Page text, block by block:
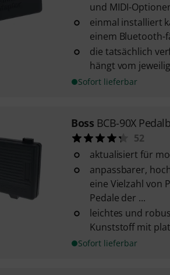
und MIDI-
einmal installiert
einem Bluetooth-
die tatsächlich
hängt vom
Sofort lieferbar
Boss BCB-90X
52
aktualisiert für
anpassbarer,
eine Vielzahl von
Pedale der ...
leichtes und
Kunststoff mit
Sofort lieferbar